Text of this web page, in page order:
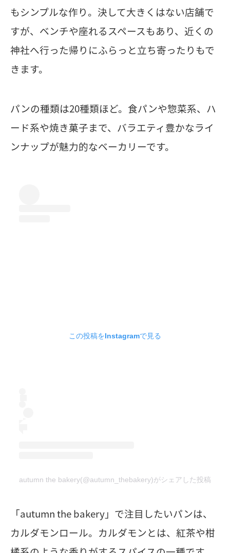
もシンプルな作り。決して大きくはない店舗で
すが、ベンチや座れるスペースもあり、近くの
神社へ行った帰りにふらっと立ち寄ったりもで
きます。
パンの種類は20種類ほど。食パンや惣菜系、ハ
ード系や焼き菓子まで、バラエティ豊かなライ
ンナップが魅力的なベーカリーです。
この投稿をInstagramで見る
autumn the bakery(@autumn_thebakery)がシェアした投稿
「autumn the bakery」で注目したいパンは、
カルダモンロール。カルダモンとは、紅茶や柑